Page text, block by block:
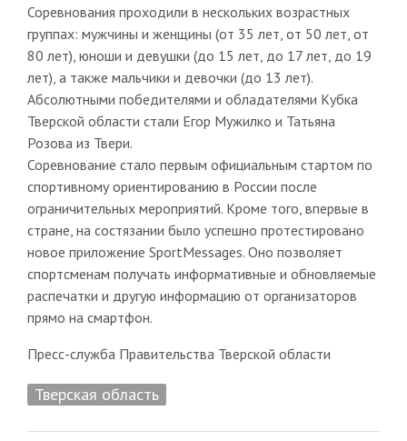
Соревнования проходили в нескольких возрастных
группах: мужчины и женщины (от 35 лет, от 50 лет, от
80 лет), юноши и девушки (до 15 лет, до 17 лет, до 19
лет), а также мальчики и девочки (до 13 лет).
Абсолютными победителями и обладателями Кубка
Тверской области стали Егор Мужилко и Татьяна
Розова из Твери.
Соревнование стало первым официальным стартом по
спортивному ориентированию в России после
ограничительных мероприятий. Кроме того, впервые в
стране, на состязании было успешно протестировано
новое приложение SportMessages. Оно позволяет
спортсменам получать информативные и обновляемые
распечатки и другую информацию от организаторов
прямо на смартфон.
Пресс-служба Правительства Тверской области
Тверская область